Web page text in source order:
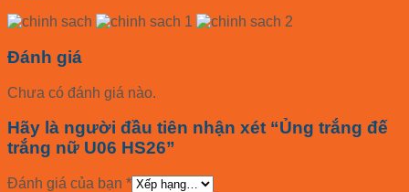
Đánh giá
Chưa có đánh giá nào.
Hãy là người đầu tiên nhận xét “Ủng trắng đế
trắng nữ U06 HS26”
Đánh giá của bạn *